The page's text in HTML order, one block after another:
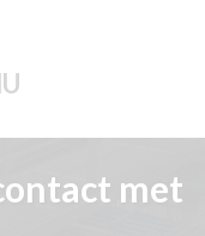
met